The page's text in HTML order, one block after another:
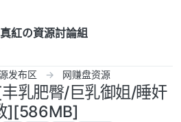
真紅の資源討論組
发布区 网赚盘资源
乳肥臀/巨乳御姐/睡奸
][586MB]